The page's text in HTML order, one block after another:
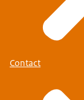
Contact